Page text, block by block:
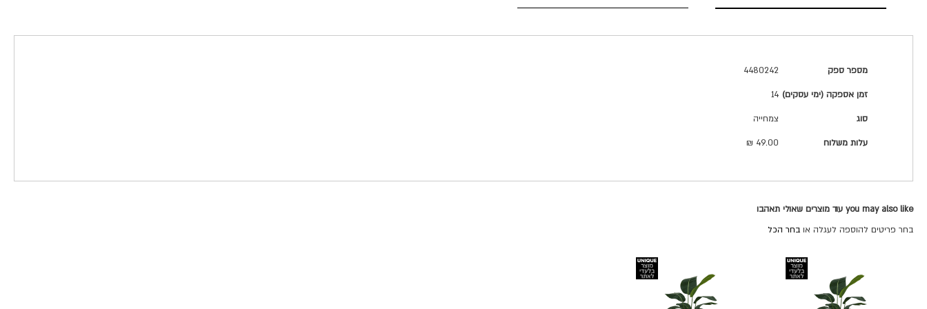
מספר ספק 4480242
זמן אספקה (ימי עסקים) 14
סוג צמחייה
עלות משלוח 49.00 ₪
you may also like עוד מוצרים שאולי תאהבו
בחר פריטים להוספה לעגלה או בחר הכל